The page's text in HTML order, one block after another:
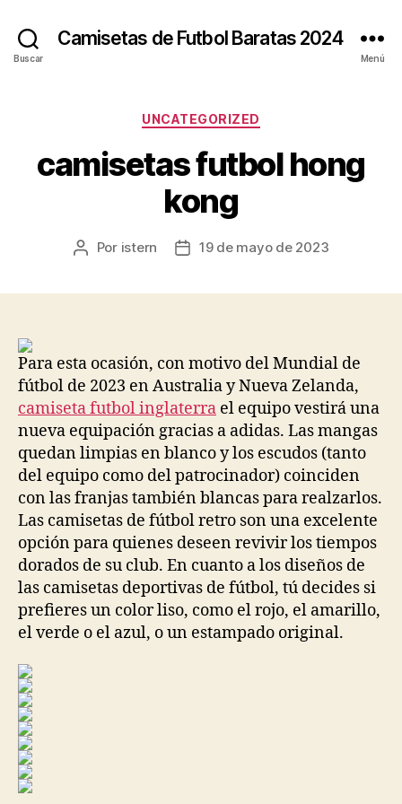
Buscar
Camisetas de Futbol Baratas 2024
Menú
Categorías
UNCATEGORIZED
camisetas futbol hong
kong
Autor
Por istern
Fecha19 de mayo de 2023
Para esta ocasión, con motivo del Mundial de
fútbol de 2023 en Australia y Nueva Zelanda,
camiseta futbol inglaterra el equipo vestirá una
nueva equipación gracias a adidas. Las mangas
quedan limpias en blanco y los escudos (tanto
del equipo como del patrocinador) coinciden
con las franjas también blancas para realzarlos.
Las camisetas de fútbol retro son una excelente
opción para quienes deseen revivir los tiempos
dorados de su club. En cuanto a los diseños de
las camisetas deportivas de fútbol, tú decides si
prefieres un color liso, como el rojo, el amarillo,
el verde o el azul, o un estampado original.